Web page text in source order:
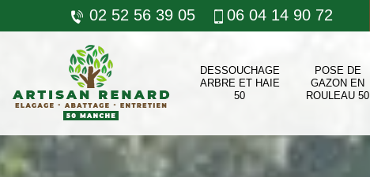
02 52 56 39 05 06 04 14 90 72
DESSOUCHAGE
ARBRE ET HAIE
50
POSE DE
GAZON EN
ROULEAU 50